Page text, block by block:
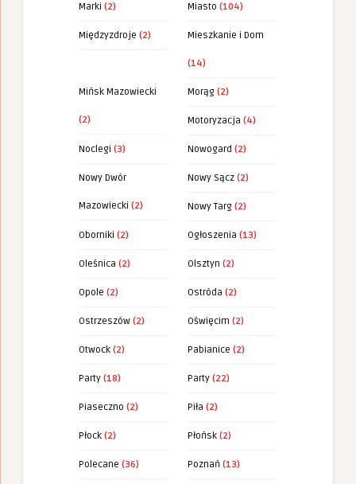
Marki (2) Miasto (104)
Międzyzdroje (2) Mieszkanie i Dom
(14)
Mińsk Mazowiecki
(2)
Morąg (2)
Motoryzacja (4)
Noclegi (3) Nowogard (2)
Nowy Dwór
Mazowiecki (2)
Nowy Sącz (2)
Nowy Targ (2)
Oborniki (2) Ogłoszenia (13)
Oleśnica (2) Olsztyn (2)
Opole (2) Ostróda (2)
Ostrzeszów (2) Oświęcim (2)
Otwock (2) Pabianice (2)
Party (18) Party (22)
Piaseczno (2) Piła (2)
Płock (2) Płońsk (2)
Polecane (36) Poznań (13)